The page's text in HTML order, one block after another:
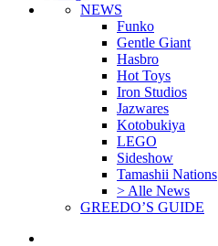
NEWS
Funko
Gentle Giant
Hasbro
Hot Toys
Iron Studios
Jazwares
Kotobukiya
LEGO
Sideshow
Tamashii Nations
> Alle News
GREEDO’S GUIDE